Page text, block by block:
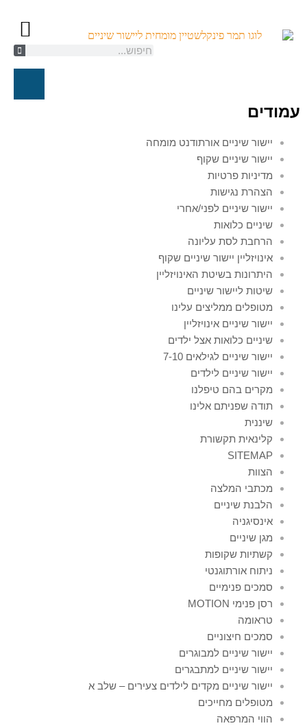
עמודים
יישור שיניים אורתודנט מומחה
יישור שיניים שקוף
מדיניות פרטיות
הצהרת נגישות
יישור שיניים לפני/אחרי
שיניים כלואות
הרחבת לסת עליונה
אינויזליין יישור שיניים שקוף
היתרונות בשיטת האינויזליין
שיטות ליישור שיניים
מטופלים ממליצים עלינו
יישור שיניים אינויזליין
שיניים כלואות אצל ילדים
יישור שיניים לגילאים 7-10
יישור שיניים לילדים
מקרים בהם טיפלנו
תודה שפניתם אלינו
שיננית
קלינאית תקשורת
SITEMAP
הצוות
מכתבי המלצה
הלבנת שיניים
אינסיגניה
מגן שיניים
קשתיות שקופות
ניתוח אורתוגנטי
סמכים פנימיים
רסן פנימי MOTION
טראומה
סמכים חיצוניים
יישור שיניים למבוגרים
יישור שיניים למתבגרים
יישור שיניים מקדים לילדים צעירים – שלב א
מטופלים מחייכים
הווי המרפאה